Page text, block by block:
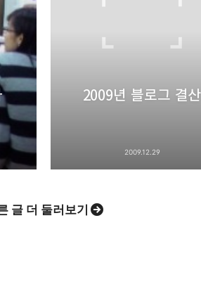
2009년 블로그 결산
2009.12.29
글 더 둘러보기